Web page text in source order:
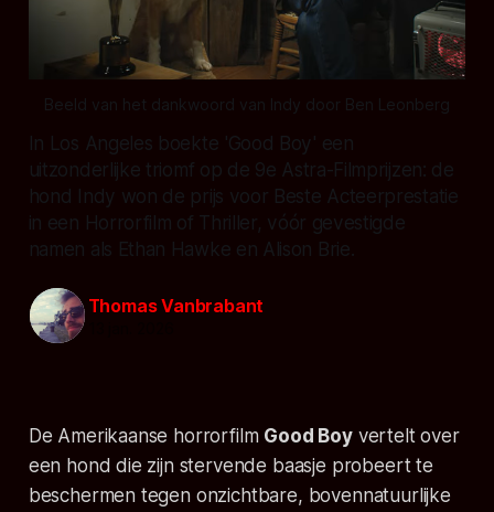
Beeld van het dankwoord van Indy door Ben Leonberg
In Los Angeles boekte 'Good Boy' een
uitzonderlijke triomf op de 9e Astra-Filmprijzen: de
hond Indy won de prijs voor Beste Acteerprestatie
in een Horrorfilm of Thriller, vóór gevestigde
namen als Ethan Hawke en Alison Brie.
Thomas Vanbrabant
De Amerikaanse horrorfilm Good Boyvertelt over
een hond die zijn stervende baasje probeert te
beschermen tegen onzichtbare, bovennatuurlijke